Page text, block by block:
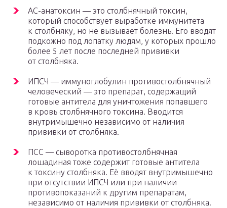
АС-анатоксин — это столбнячный токсин,
который способствует выработке иммунитета
к столбняку, но не вызывает болезнь. Его вводят
подкожно под лопатку людям, у которых прошло
более 5 лет после последней прививки
от столбняка.
ИПСЧ — иммуноглобулин противостолбнячный
человеческий — это препарат, содержащий
готовые антитела для уничтожения попавшего
в кровь столбнячного токсина. Вводится
внутримышечно независимо от наличия
прививки от столбняка.
ПСС — сыворотка противостолбнячная
лошадиная тоже содержит готовые антитела
к токсину столбняка. Её вводят внутримышечно
при отсутствии ИПСЧ или при наличии
противопоказаний к другим препаратам,
независимо от наличия прививки от столбняка.